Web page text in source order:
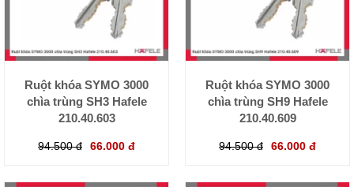
Ruột khóa SYMO 3000
chìa trùng SH3 Hafele
210.40.603
94.500 đ 66.000 đ
Ruột khóa SYMO 3000
chìa trùng SH9 Hafele
210.40.609
94.500 đ 66.000 đ